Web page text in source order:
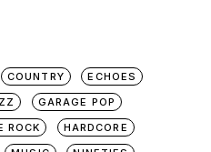
COUNTRY
ECHOES
GARAGE POP
ROCK
HARDCORE